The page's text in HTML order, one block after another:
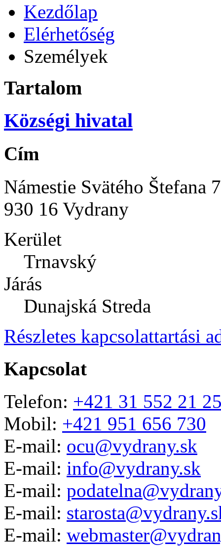
Kezdőlap
Elérhetőség
Személyek
Tartalom
Községi hivatal
Cím
Námestie Svätého Štefana
930 16 Vydrany
Kerület
Trnavský
Járás
Dunajská Streda
Részletes kapcsolattartási
Kapcsolat
Telefon: +421 31 552 21
Mobil: +421 951 656 730
E-mail: ocu@vydrany.sk
E-mail: info@vydrany.sk
E-mail:
E-mail:
E-mail: